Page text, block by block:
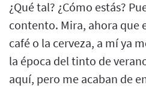
¿Qué tal? ¿Cómo estás?
contento. Mira, ahora que
café o la cerveza, a mí ya
la época del tinto de
aquí, pero me acaban de